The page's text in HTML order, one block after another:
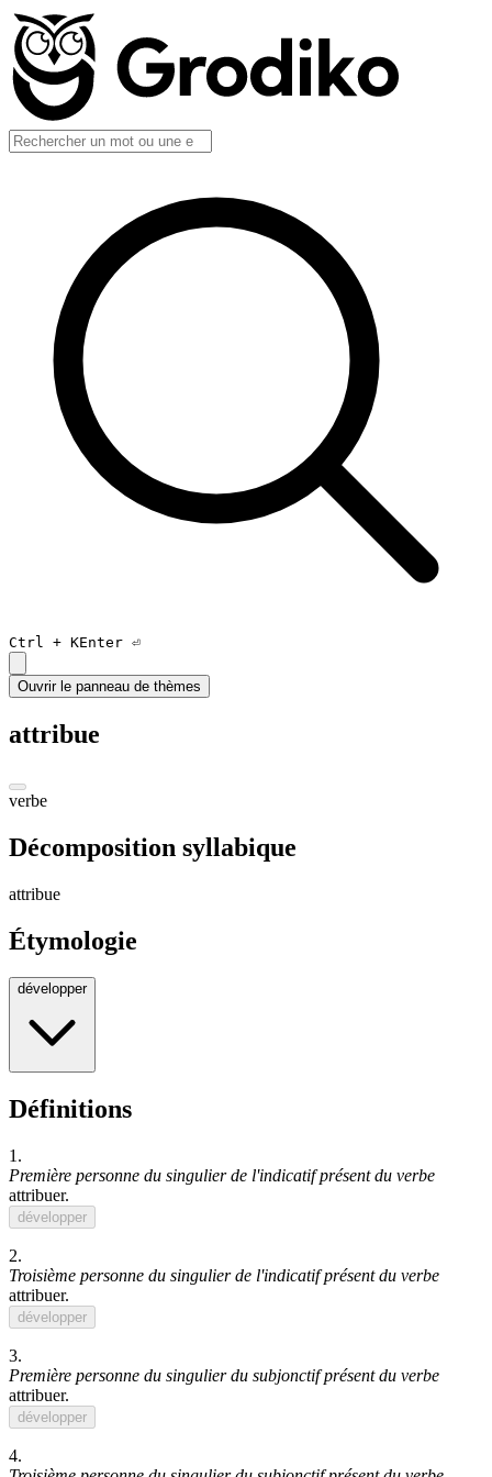
Ctrl + KEnter ⏎
Ouvrir le panneau de thèmes
attribue
verbe
Décomposition syllabique
attribue
Étymologie
développer
Définitions
1.
Première personne du singulier de l'indicatif présent du verbe
attribuer.
développer
2.
Troisième personne du singulier de l'indicatif présent du verbe
attribuer.
développer
3.
Première personne du singulier du subjonctif présent du verbe
attribuer.
développer
4.